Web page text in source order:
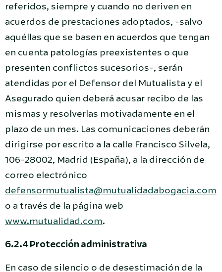
referidos, siempre y cuando no deriven en
acuerdos de prestaciones adoptados, -salvo
aquéllas que se basen en acuerdos que tengan
en cuenta patologías preexistentes o que
presenten conflictos sucesorios-, serán
atendidas por el Defensor del Mutualista y el
Asegurado quien deberá acusar recibo de las
mismas y resolverlas motivadamente en el
plazo de un mes. Las comunicaciones deberán
dirigirse por escrito a la calle Francisco Silvela,
106-28002, Madrid (España), a la dirección de
correo electrónico
defensormutualista@mutualidadabogacia.com
o a través de la página web
www.mutualidad.com.
6.2.4 Protección administrativa
En caso de silencio o de desestimación de la